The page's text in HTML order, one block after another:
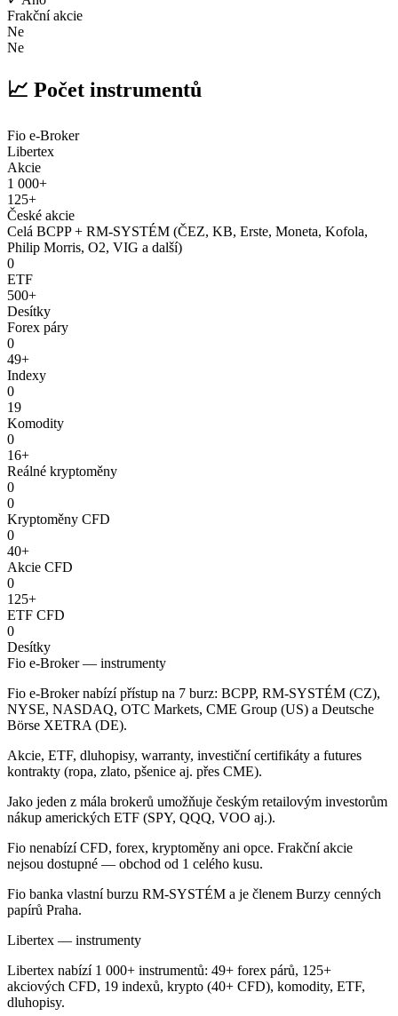
Frakční akcie
Ne
Ne
📈 Počet instrumentů
Fio e-Broker
Libertex
Akcie
1 000+
125+
České akcie
Celá BCPP + RM-SYSTÉM (ČEZ, KB, Erste, Moneta, Kofola,
Philip Morris, O2, VIG a další)
0
ETF
500+
Desítky
Forex páry
0
49+
Indexy
0
19
Komodity
0
16+
Reálné kryptoměny
0
0
Kryptoměny CFD
0
40+
Akcie CFD
0
125+
ETF CFD
0
Desítky
Fio e-Broker — instrumenty
Fio e-Broker nabízí přístup na 7 burz: BCPP, RM-SYSTÉM (CZ),
NYSE, NASDAQ, OTC Markets, CME Group (US) a Deutsche
Börse XETRA (DE).
Akcie, ETF, dluhopisy, warranty, investiční certifikáty a futures
kontrakty (ropa, zlato, pšenice aj. přes CME).
Jako jeden z mála brokerů umožňuje českým retailovým investorům
nákup amerických ETF (SPY, QQQ, VOO aj.).
Fio nenabízí CFD, forex, kryptoměny ani opce. Frakční akcie
nejsou dostupné — obchod od 1 celého kusu.
Fio banka vlastní burzu RM-SYSTÉM a je členem Burzy cenných
papírů Praha.
Libertex — instrumenty
Libertex nabízí 1 000+ instrumentů: 49+ forex párů, 125+
akciových CFD, 19 indexů, krypto (40+ CFD), komodity, ETF,
dluhopisy.